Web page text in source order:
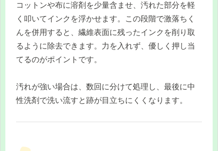
コットンや布に溶剤を少量含ませ、汚れた部分を軽
く叩いてインクを浮かせます。この段階で激落ちく
んを併用すると、繊維表面に残ったインクを削り取
るように除去できます。力を入れず、優しく押し当
てるのがポイントです。
汚れが強い場合は、数回に分けて処理し、最後に中
性洗剤で洗い流すと跡が目立ちにくくなります。